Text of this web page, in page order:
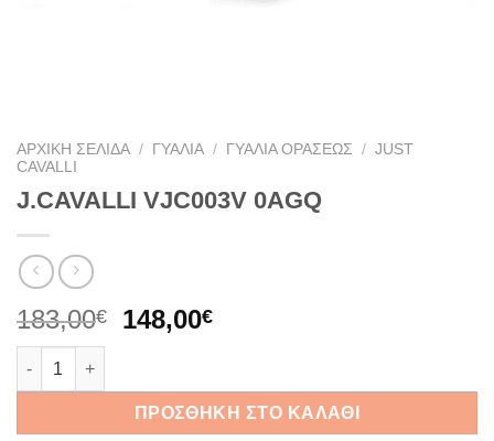
ΑΡΧΙΚΉ ΣΕΛΊΔΑ / ΓΥΑΛΙΆ / ΓΥΑΛΙΆ ΟΡΆΣΕΩΣ / JUST
CAVALLI
J.CAVALLI VJC003V 0AGQ
183,00€
Original
183,00€.
148,00€Η
είναι:
148,00€.
J.CAVALLI VJC003V 0AGQ ποσότητα
ΠΡΟΣΘΉΚΗ ΣΤΟ ΚΑΛΆΘΙ